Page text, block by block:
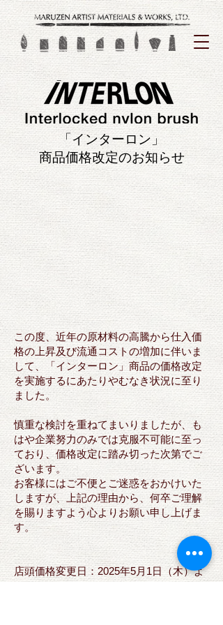
「インターロン」
商品価格改定のお知らせ
この度、近年の原材料の高騰から仕入価
格の上昇及び流通コストの増加に伴いま
して、「インターロン」商品の価格改定
を実施するにあたりやむなき状況に至り
ました。
慎重な検討を重ねてまいりましたが、も
はや企業努力のみでは克服不可能に至っ
ており、価格改定に踏み切った次第でご
ざいます。
お客様にはご不便とご迷惑をおかけいた
しますが、上記の理由から、何卒ご理解
を賜りますよう心よりお願い申し上げま
す。
店頭価格変更日：2025年5月1日（木）よ
り